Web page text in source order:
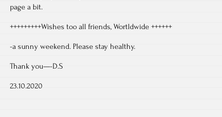
page a bit.
+++++++++Wishes too all friends, Wortldwide ++++++
-a sunny weekend. Please stay healthy.
Thank you—-D.S
23.10.2020